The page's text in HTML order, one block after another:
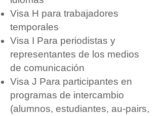
Visa H para trabajadores
temporales
Visa I Para periodistas y
representantes de los medios
de comunicación
Visa J Para participantes en
programas de intercambio
(alumnos, estudiantes, au-pairs,